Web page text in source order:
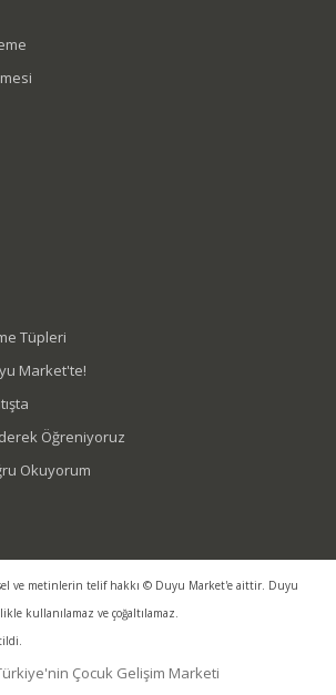
Tüpleri
Market'te!
Öğreniyoruz
Okuyorum
ve metinlerin telif hakkı © Duyu Market'e aittir. Duyu
kullanılamaz ve çoğaltılamaz.
Çocuk Gelişim Marketi